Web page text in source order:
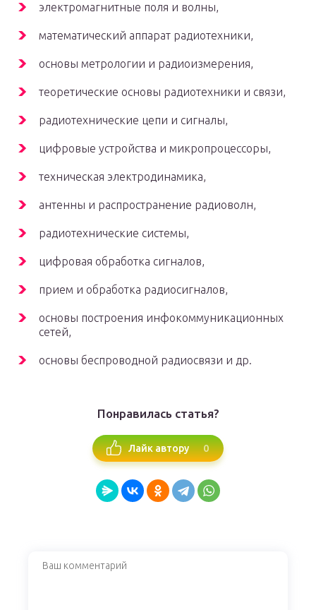
электромагнитные поля и волны,
математический аппарат радиотехники,
основы метрологии и радиоизмерения,
теоретические основы радиотехники и связи,
радиотехнические цепи и сигналы,
цифровые устройства и микропроцессоры,
техническая электродинамика,
антенны и распространение радиоволн,
радиотехнические системы,
цифровая обработка сигналов,
прием и обработка радиосигналов,
основы построения инфокоммуникационных
сетей,
основы беспроводной радиосвязи и др.
Понравилась статья?
Лайк автору 0